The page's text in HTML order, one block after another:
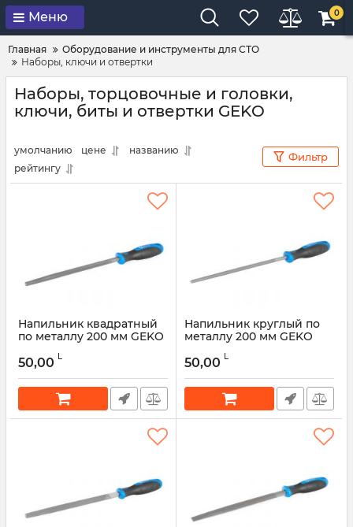
Меню 0
Главная
Оборудование и инструменты для СТО
Наборы, ключи и отвертки
Наборы, торцовочные и головки,
ключи, биты и отвертки GEKO
умолчанию цене
названию
рейтингу
Фильтр
Напильник квадратный
по металлу 200 мм GEKO
Артикул:
50,00 L
Напильник круглый по
металлу 200 мм GEKO
Артикул:
50,00 L